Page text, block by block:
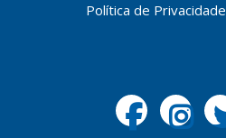
Política de Privacidade